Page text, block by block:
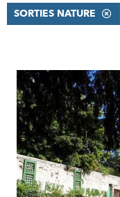
SORTIES NATURE
RÉSULTATS